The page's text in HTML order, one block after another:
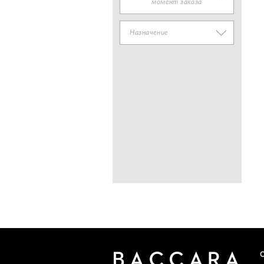
момент заказа
Назначение